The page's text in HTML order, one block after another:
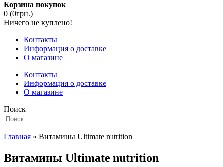
Корзина покупок
0 (0грн.)
Ничего не куплено!
Контакты
Информация о доставке
О магазине
Контакты
Информация о доставке
О магазине
Поиск
Главная » Витамины Ultimate nutrition
Витамины Ultimate nutrition